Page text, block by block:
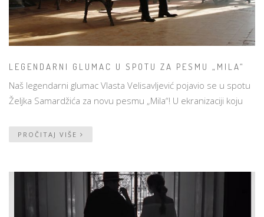
LEGENDARNI GLUMAC U SPOTU ZA PESMU „MILA“
Naš legendarni glumac Vlasta Velisavljević pojavio se u spotu
Željka Samardžića za novu pesmu „Mila“! U ekranizaciji koju
PROČITAJ VIŠE